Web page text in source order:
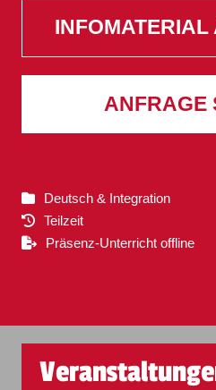
INFOMATERIAL
ANFRAGE
Deutsch & Integration
Teilzeit
Präsenz-Unterricht offline